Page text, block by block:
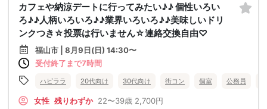
カフェや納涼デートに行ってみたい♪♪ 個性いろい
ろ♪♪人柄いろいろ♪♪業界いろいろ♪♪美味しいドリ
ンクつき☆投票は行いません☆連絡交換自由♡
福山市 | 8月9日(日) 14:30〜
受付終了まで7時間
ハピララ 20代向け 30代向け 街コン 個室 公務員
女性 残りわずか 22〜39歳 2,700円